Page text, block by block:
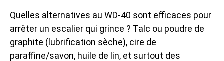
Quelles alternatives au WD-40 sont efficaces pour
arrêter un escalier qui grince ? Talc ou poudre de
graphite (lubrification sèche), cire de
paraffine/savon, huile de lin, et surtout des